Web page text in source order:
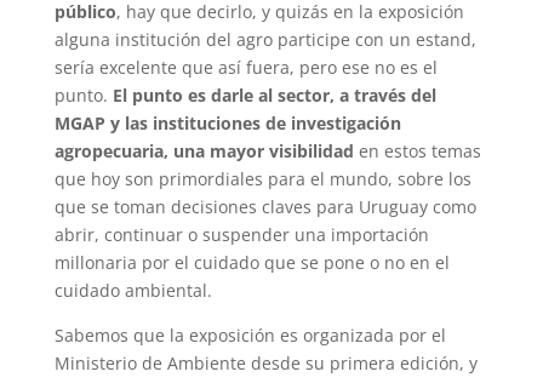
público, hay que decirlo, y quizás en la exposición
alguna institución del agro participe con un estand,
sería excelente que así fuera, pero ese no es el
punto. El punto es darle al sector, a través del
MGAP y las instituciones de investigación
agropecuaria, una mayor visibilidad en estos temas
que hoy son primordiales para el mundo, sobre los
que se toman decisiones claves para Uruguay como
abrir, continuar o suspender una importación
millonaria por el cuidado que se pone o no en el
cuidado ambiental.
Sabemos que la exposición es organizada por el
Ministerio de Ambiente desde su primera edición, y